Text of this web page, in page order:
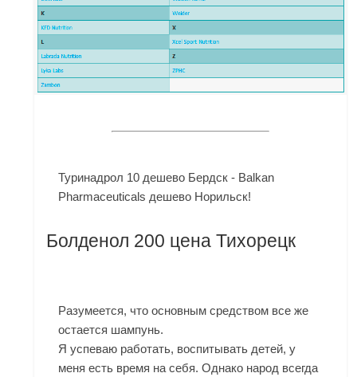
Туринадрол 10 дешево Бердск - Balkan
Pharmaceuticals дешево Норильск!
Болденол 200 цена Тихорецк
Разумеется, что основным средством все же
остается шампунь.
Я успеваю работать, воспитывать детей, у
меня есть время на себя. Однако народ всегда